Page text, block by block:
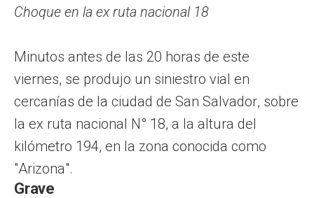
Choque en la ex ruta nacional 18
Minutos antes de las 20 horas de este
viernes, se produjo un siniestro vial en
cercanías de la ciudad de San Salvador, sobre
la ex ruta nacional N° 18, a la altura del
kilómetro 194, en la zona conocida como
"Arizona".
Grave